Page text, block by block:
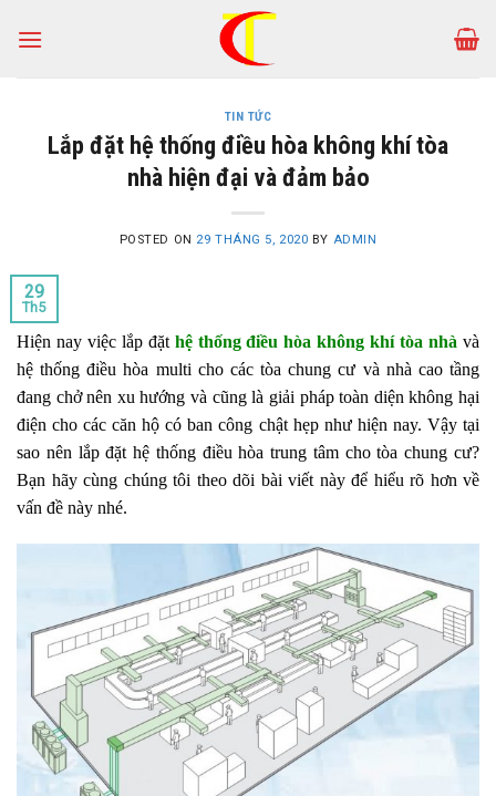
TIN TỨC
Lắp đặt hệ thống điều hòa không khí tòa
nhà hiện đại và đảm bảo
POSTED ON 29 THÁNG 5, 2020 BY ADMIN
29
Th5
Hiện nay việc lắp đặt hệ thống điều hòa không khí tòa nhà và
hệ thống điều hòa multi cho các tòa chung cư và nhà cao tầng
đang chở nên xu hướng và cũng là giải pháp toàn diện không hại
điện cho các căn hộ có ban công chật hẹp như hiện nay. Vậy tại
sao nên lắp đặt hệ thống điều hòa trung tâm cho tòa chung cư?
Bạn hãy cùng chúng tôi theo dõi bài viết này để hiểu rõ hơn về
vấn đề này nhé.